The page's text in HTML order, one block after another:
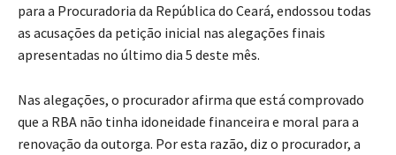
para a Procuradoria da República do Ceará, endossou todas
as acusações da petição inicial nas alegações finais
apresentadas no último dia 5 deste mês.
Nas alegações, o procurador afirma que está comprovado
que a RBA não tinha idoneidade financeira e moral para a
renovação da outorga. Por esta razão, diz o procurador, a